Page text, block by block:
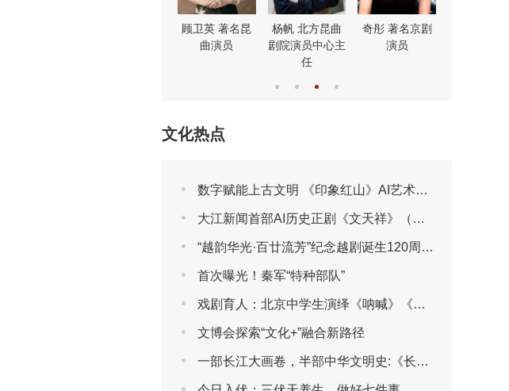
舒桐 著名京剧
演员
魏春荣 著名昆
曲演员
文化热点
数字赋能上古文明 《印象红山》AI艺术展将于2026年7月30日亮相第三届包头艺博会
大江新闻首部AI历史正剧《文天祥》（第一集）
“越韵华光·百廿流芳”纪念越剧诞生120周年主题晚会圆满播出
首次曝光！秦军“特种部队”
戏剧育人：北京中学生演绎《呐喊》《茶馆》
文博会探索“文化+”融合新路径
一部长江大画卷，半部中华文明史:《长江文明大画卷》特刊全球首发